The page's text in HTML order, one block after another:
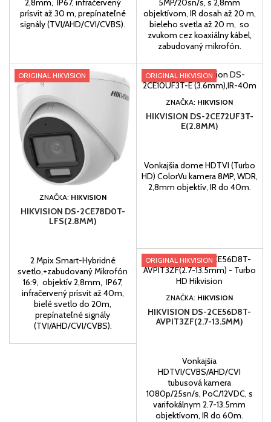
2,8mm, IP67, infračervený
prísvit až 30 m, prepínateľné
signály (TVI/AHD/CVI/CVBS).
5MP/20sn/s, s 2,8mm
objektívom, IR dosah až 20 m,
bieleho svetla až 20 m, so
zvukom cez koaxiálny kábel,
zabudovaný mikrofón.
ORIGINAL HIKVISION
ZNAČKA: HIKVISION
HIKVISION DS-2CE78D0T-
LFS(2.8MM)
2 Mpix Smart-Hybridné
svetlo,+zabudovaný Mikrofón
16:9, objektív 2,8mm, IP67,
infračervený prísvit až 40m,
bielé svetlo do 20m,
prepínateľné signály
(TVI/AHD/CVI/CVBS).
ORIGINAL HIKVISION
ZNAČKA: HIKVISION
HIKVISION DS-2CE72UF3T-
E(2.8MM)
Vonkajšia dome HDTVI (Turbo
HD) ColorVu kamera 8MP, WDR,
2,8mm objektív, IR do 40m.
ORIGINAL HIKVISION
ZNAČKA: HIKVISION
HIKVISION DS-2CE56D8T-
AVPIT3ZF(2.7-13.5MM)
Vonkajšia
HDTVI/CVBS/AHD/CVI
tubusová kamera
1080p/25sn/s, PoC/12VDC, s
varifokálnym 2.7-13.5mm
objektívom, IR do 60m.